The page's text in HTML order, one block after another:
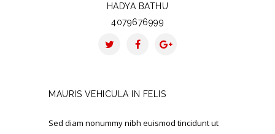
HADYA BATHU
4079676999
MAURIS VEHICULA IN FELIS
Sed diam nonummy nibh euismod tincidunt ut